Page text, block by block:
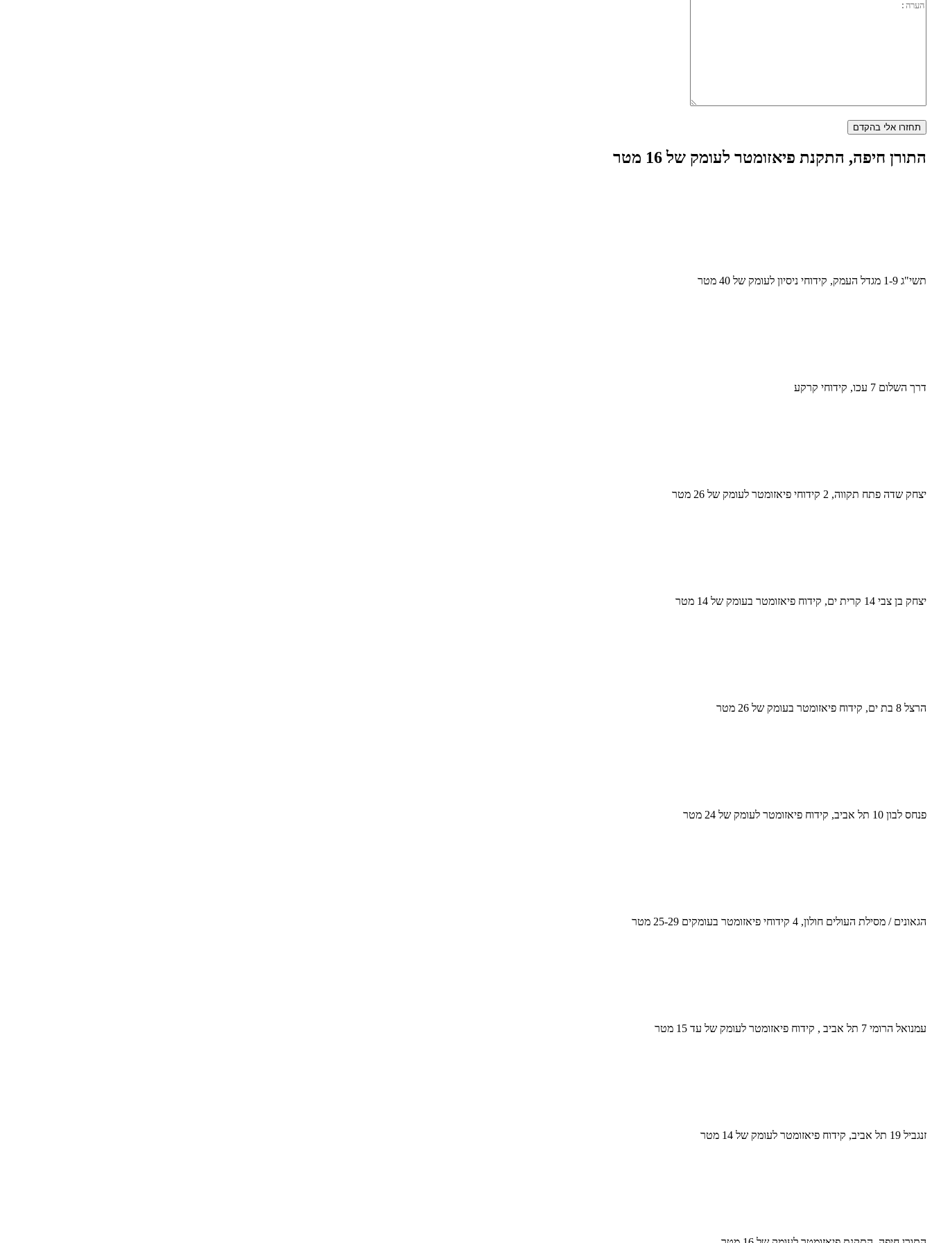
התורן חיפה, התקנת פיאזומטר לעומק של 16 מטר
תשי"ג 1-9 מגדל העמק, קידוחי ניסיון לעומק של 40 מטר
דרך השלום 7 עכו, קידוחי קרקע
יצחק שדה פתח תקווה, 2 קידוחי פיאזומטר לעומק של 26 מטר
יצחק בן צבי 14 קרית ים, קידוח פיאזומטר בעומק של 14 מטר
הרצל 8 בת ים, קידוח פיאזומטר בעומק של 26 מטר
פנחס לבון 10 תל אביב, קידוח פיאזומטר לעומק של 24 מטר
הגאונים / מסילת העולים חולון, 4 קידוחי פיאזומטר בעומקים 25-29 מטר
עמנואל הרומי 7 תל אביב , קידוח פיאזומטר לעומק של עד 15 מטר
זנגביל 19 תל אביב, קידוח פיאזומטר לעומק של 14 מטר